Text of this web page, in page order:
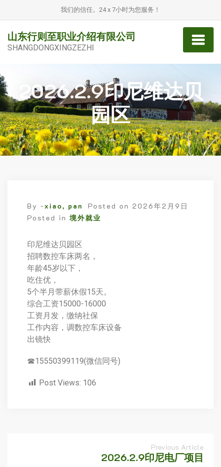
我们的信任。24 x 7小时为您服务！
山东行则至职业介绍有限公司
SHANGDONGXINGZEZHI
2026.2.9印尼维达贝
园区
By -xiao, pan Posted on 2026年2月9日
Posted in 境外就业
印尼维达贝园区
招聘数控车床两名，
年龄45岁以下，
吃住优，
5个半月带薪休假15天。
综合工资15000-16000
工资月发，缴纳社保
工作内容，调数控车床设备
出镜快
☎15550399119(微信同号)
Post Views: 106
Previous Article
2026.2.9印尼电厂项目